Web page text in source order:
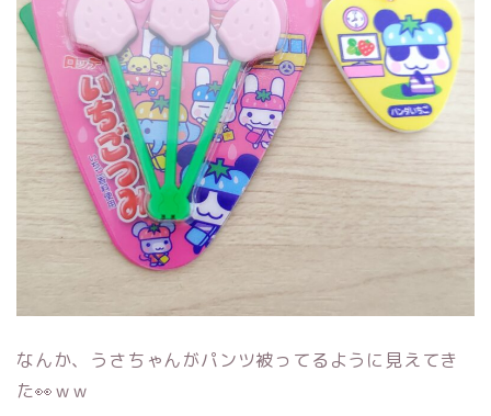
なんか、うさちゃんがパンツ被ってるように見えてき
た👀ｗｗ